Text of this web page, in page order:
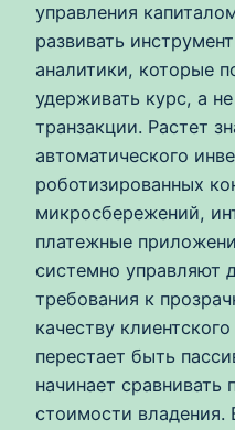
управления
развивать
аналитики, которые
удерживать курс, а
транзакции. Растет
автоматического
роботизированных
микросбережений,
платежные
системно управляют
требования к
качеству
перестает быть
начинает
стоимости владения.